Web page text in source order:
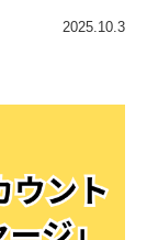
2025.10.3